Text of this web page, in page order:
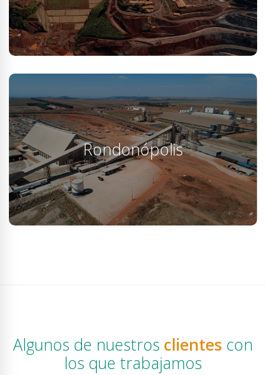
SEPA MAS
Rondonópolis
Rondonópolis
La propuesta innovadora de la compañía de utilizar la
red ferroviaria como una línea de producción continua
solo es posible con el uso del 4 BFD ...
SEPA MAS
Algunos de nuestros clientes con
los que trabajamos